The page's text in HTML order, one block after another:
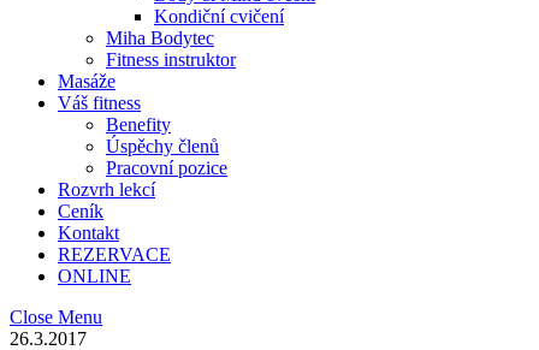
Kondiční cvičení
Miha Bodytec
Fitness instruktor
Masáže
Váš fitness
Benefity
Úspěchy členů
Pracovní pozice
Rozvrh lekcí
Ceník
Kontakt
REZERVACE
ONLINE
Close Menu
26.3.2017